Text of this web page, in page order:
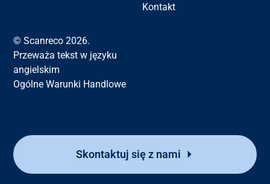
Skontaktuj się z nami
Kontakt
© Scanreco 2026.
Przeważa tekst w języku
angielskim
Ogólne Warunki Handlowe